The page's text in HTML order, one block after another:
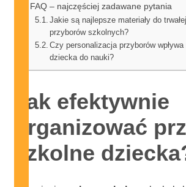
FAQ – najczęściej zadawane pytania
Jakie są najlepsze materiały do
przyborów szkolnych?
Czy personalizacja przyborów
dziecka do nauki?
Jak efektywnie
organizować
szkolne